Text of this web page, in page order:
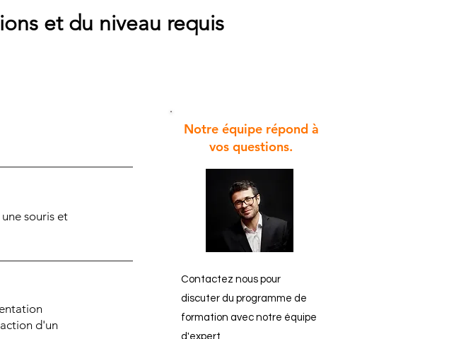
et du niveau requis
souris et
d'un
Notre équipe répond à
vos questions.
Contactez nous pour
discuter du programme de
formation avec notre équipe
d'expert